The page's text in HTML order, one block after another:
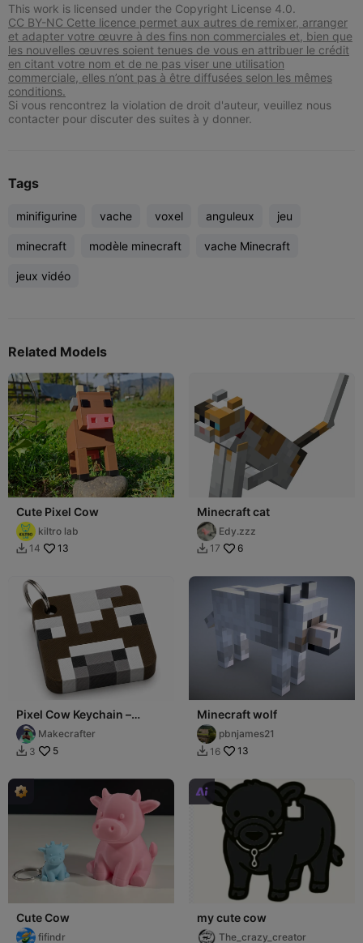
This work is licensed under the Copyright License 4.0.
CC BY-NC Cette licence permet aux autres de remixer, arranger
et adapter votre œuvre à des fins non commerciales et, bien que
les nouvelles œuvres soient tenues de vous en attribuer le crédit
en citant votre nom et de ne pas viser une utilisation
commerciale, elles n’ont pas à être diffusées selon les mêmes
conditions.
Si vous rencontrez la violation de droit d'auteur, veuillez nous
contacter pour discuter des suites à y donner.
Tags
minifigurine vache voxel anguleux jeu
minecraft modèle minecraft vache Minecraft
jeux vidéo
Related Models
Cute Pixel Cow
kiltro lab
 14 13
Minecraft cat
Edy.zzz
 17 6
Pixel Cow Keychain –
Minecraft Inspired
Multicolor
Makecrafter
 3 5
Minecraft wolf
pbnjames21
 16 13
Cute Cow
fifindr

my cute cow
The_crazy_creator